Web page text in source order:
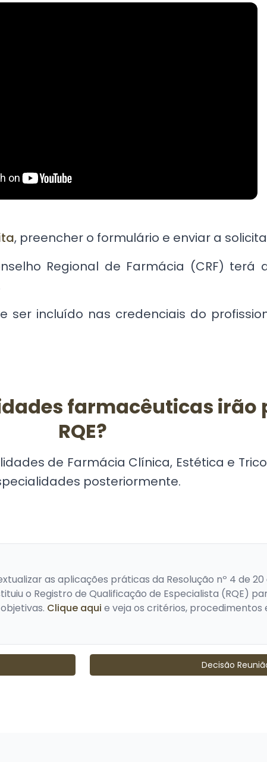
, preencher o formulário e enviar a
Regional de Farmácia (CRF) terá
ser incluído nas credenciais do
farmacêuticas irão
RQE?
de Farmácia Clínica, Estética e
posteriormente.
as aplicações práticas da Resolução nº 4 de 20
o Registro de Qualificação de Especialista (RQE)
Clique aqui e veja os critérios, procedimentos
Decisão